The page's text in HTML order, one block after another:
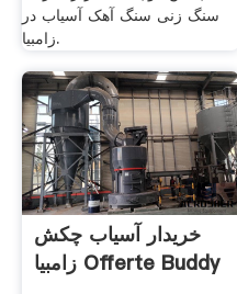
سنگ زنی سنگ آهک آسیاب در
زامبیا.
خریدار آسیاب چکش
زامبیا Offerte Buddy